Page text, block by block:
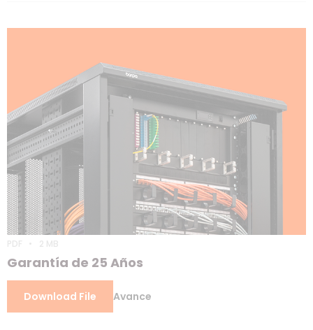
PDF 2 MB
Garantía de 25 Años
Download File Avance